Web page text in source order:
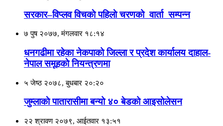
सरकार–विप्लव विचकाे पहिलाे चरणको वार्ता सम्पन्न
७ पुष २०७७, मंगलवार १८:१४
धनगढीमा रहेका नेकपाको जिल्ला र प्रदेश कार्यालय दाहाल-
नेपाल समूहकाे नियन्त्रणमा
५ जेष्ठ २०७८, बुधबार २०:२०
जुम्लाकाे पातारासीमा बन्यो ४० बेडको आइसोलेसन
२२ श्रावण २०७९, आईतवार १३:५१